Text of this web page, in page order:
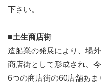
下さい。
■土生商店街
造船業の発展により、場
商店街として形成され、今
6つの商店街の60店舗あ